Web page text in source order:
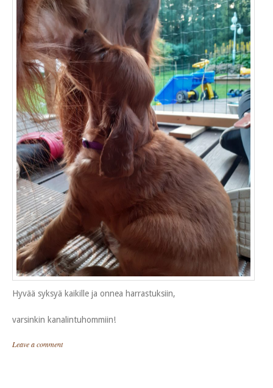
Hyvää syksyä kaikille ja onnea harrastuksiin,
varsinkin kanalintuhommiin!
Leave a comment